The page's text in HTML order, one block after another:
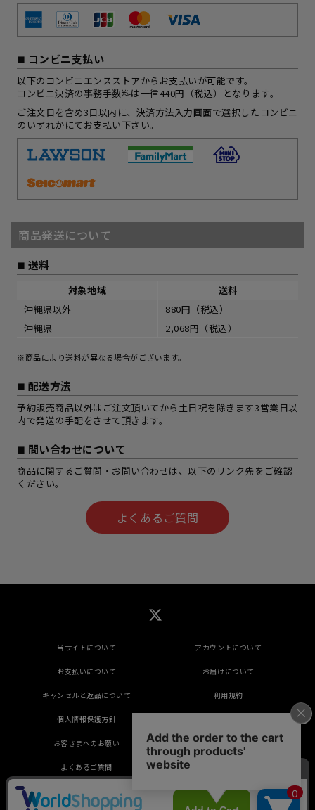
コンビニ支払い
以下のコンビニエンスストアからお支払いが可能です。
コンビニ決済の事務手数料は一律440円（税込）となります。
ご注文日を含め3日以内に、決済方法入力画面で選択したコンビニ
のいずれかにてお支払い下さい。
商品発送について
送料
対象地域
送料
沖縄県以外
880円（税込）
沖縄県
2,068円（税込）
※商品により送料が異なる場合がございます。
配送方法
予約販売商品以外はご注文頂いてから土日祝を除きます3営業日以
内で発送の手配をさせて頂きます。
問い合わせについて
商品に関するご質問・お問い合わせは、以下のリンク先をご確認
ください。
よくあるご質問
当サイトについて アカウントについて
お支払いについて お届けについて
キャンセルと返品について 利用規約
個人情報保護方針
お客さまへのお願い 推奨環境
よくあるご質問
掲載されているすべてのコンテンツ(記事、画像、
音声データ、映像データ等)の無断転載を禁じます。